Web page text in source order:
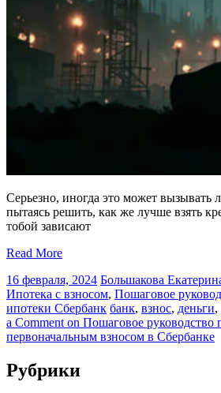
Серьезно, иногда это может вызывать
пытаясь решить, как же лучше взять
тобой зависают
Read More
16 февраля, 2024 Большакова
Ипотека с взносом, Пошаговое
ипотеки Сбербанк банк, взнос, деньги,
a Comment on Пошаговое руководство
первоначальным взносом в Сбербанке
Рубрики